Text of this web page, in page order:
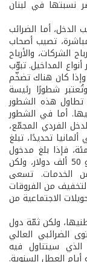
نسبتها في لبنان
الدخل، أما الضرائب
تصيب أصحاب
الشركات، والأرباح
المداخيل. تبوّب
كان هناك تضخّم
شطورًا رئيسة
تطاول هذه الشطور
أما في الشطور
الفردي المجمّع،
تحديدًا، تبلغ
المباشرة نحو 50 في المئة، فإذا بلغ مدخول
الفرد سنويًا نحو 500 ألف دولار، يدفع منها نحو 50 ألف دولار، ولكن
الخدمات. تسعى
من الفروقات
الاجتماعية من
ولكن ثمّة دول
الضرائبي العالي
سيتناول فيه
العطل السنوية.